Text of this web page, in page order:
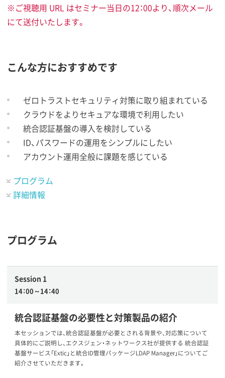
※ご視聴用 URL はセミナー当日の12：00より、順次メール
にて送付いたします。
こんな方におすすめです
ゼロトラストセキュリティ対策に取り組まれている
クラウドをよりセキュアな環境で利用したい
統合認証基盤の導入を検討している
ID、パスワードの運用をシンプルにしたい
アカウント運用全般に課題を感じている
プログラム
詳細情報
プログラム
Session 1
14：00～14：40
統合認証基盤の必要性と対策製品の紹介
本セッションでは、統合認証基盤が必要とされる背景や、対応策について
具体的にご説明し、エクスジェン・ネットワークス社が提供する 統合認証
基盤サービス「Extic」と統合ID管理パッケージLDAP Manager」についてご
紹介させていただきます。